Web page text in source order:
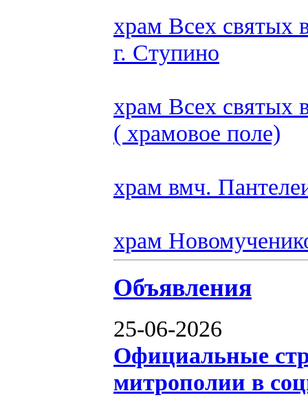
храм Всех святых
г. Ступино
храм Всех святых
( храмовое поле)
храм вмч.
храм
Объявления
25-06-2026
Официальные
митрополии в